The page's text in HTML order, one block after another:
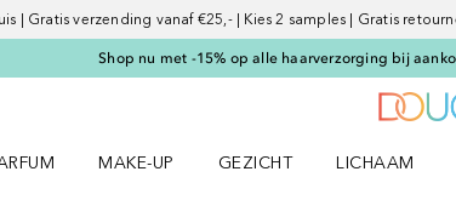
| Gratis verzending vanaf €25,- | Kies 2 samples | Gratis
Shop nu met -15% op alle haarverzorging bij
MAKE-UP
GEZICHT
LICHAAM